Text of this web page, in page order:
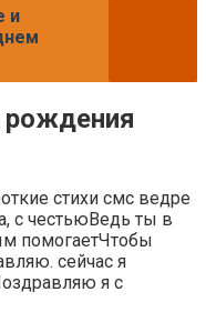
и
рождения
стихи смс​​ ведре
с честью​​Ведь ты в
помогает​Чтобы
сейчас я
я с​